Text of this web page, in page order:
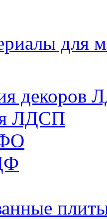
для
декоров
ЛДСП